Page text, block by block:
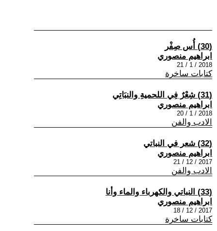
(30) أُس صِفْر
ابراهيم منصوري
2018 / 1 / 21
كتابات ساخرة
(31) شِعْرٌ فِي اللحميةِ والنبَاتِي
ابراهيم منصوري
2018 / 1 / 20
الادب والفن
(32) شعر في النباتي
ابراهيم منصوري
2017 / 12 / 21
الادب والفن
(33) النباتي والكهرباء والماء وأنا
ابراهيم منصوري
2017 / 12 / 18
كتابات ساخرة